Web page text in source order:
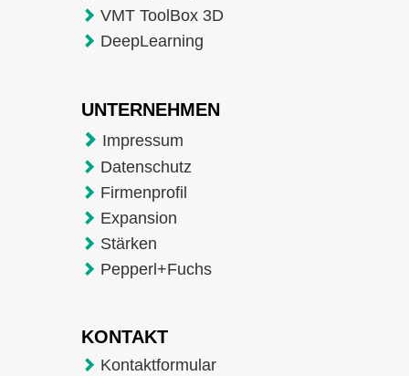
VMT ToolBox 3D
DeepLearning
UNTERNEHMEN
Impressum
Datenschutz
Firmenprofil
Expansion
Stärken
Pepperl+Fuchs
KONTAKT
Kontaktformular